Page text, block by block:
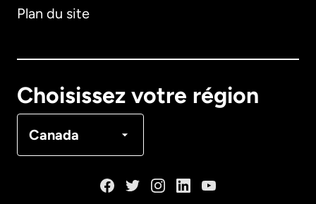
Plan du site
Choisissez votre région
Canada
Français